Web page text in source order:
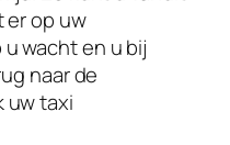
er op uw
wacht en u bij
naar de
uw taxi